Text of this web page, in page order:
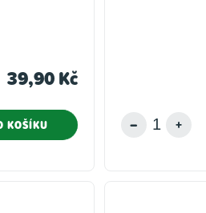
39,90 Kč
KOŠÍKU